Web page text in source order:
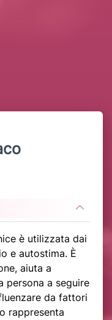
è utilizzata dai
e autostima. È
aiuta a
persona a seguire
da fattori
rappresenta